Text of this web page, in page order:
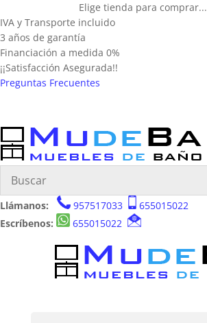
Elige tienda para comprar...
IVA y Transporte incluido
3 años de garantía
Financiación a medida 0%
¡¡Satisfacción Asegurada!!
Preguntas Frecuentes
Llámanos: 957517033
655015022
Escríbenos:
655015022